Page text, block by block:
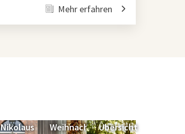
Mehr erfahren
Nikolaus WeihnachtenÜbersicht